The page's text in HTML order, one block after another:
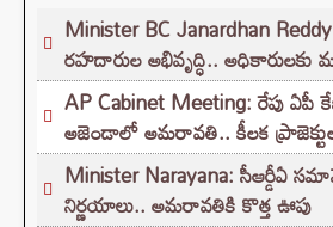
Minister BC Janardhan
రహదారుల అభివృద్ధి.. అధికారులకు
AP Cabinet Meeting: రేపు ఏపీ
అజెండాలో అమరావతి.. కీలక
Minister Narayana: సీఆర్డీఏ
నిర్ణయాలు.. అమరావతికి కొత్త ఊపు